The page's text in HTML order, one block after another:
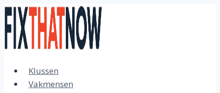
Doorgaan
naar
inhoud
Klussen
Vakmensen